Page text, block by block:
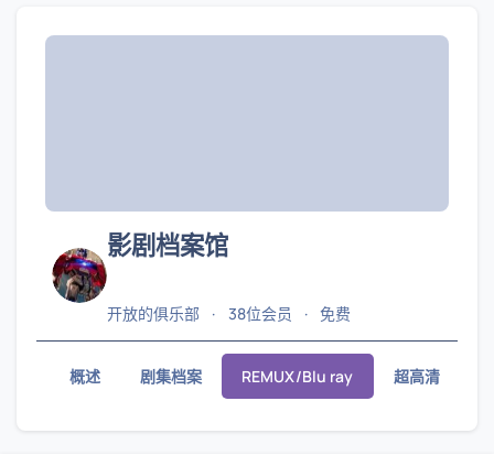
影剧档案馆
开放的俱乐部 38位会员 免费
概述 剧集档案 REMUX/Blu ray 超高清